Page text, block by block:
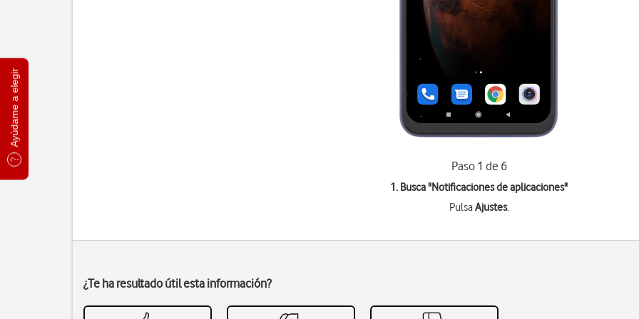
Ayúdame a elegir
Paso 1 de 6
1. Busca "Notificaciones de aplicaciones"
PulsaAjustes.
¿Te ha resultado útil esta información?